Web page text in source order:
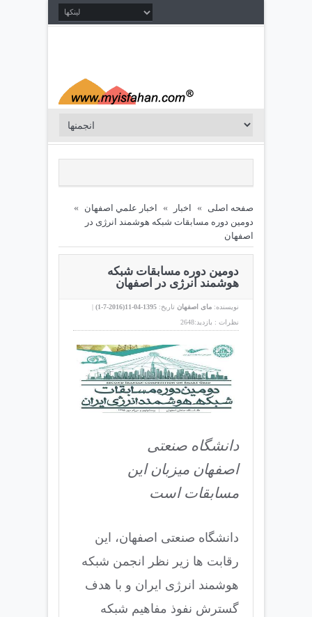
صفحه اصلی » اخبار » اخبار علمي اصفهان »
دومین دوره مسابقات شبکه هوشمند انرژی در
اصفهان
دومین دوره مسابقات شبکه
هوشمند انرژی در اصفهان
نویسنده: مای اصفهان تاریخ: 1395-04-11(
2016-7-1
)
|
نظرات : بازدید:2648
دانشگاه صنعتی
اصفهان میزبان این
مسابقات است
دانشگاه صنعتی اصفهان، این
رقابت ها زیر نظر انجمن شبکه
هوشمند انرژی ایران و با هدف
گسترش نفوذ مفاهیم شبکه